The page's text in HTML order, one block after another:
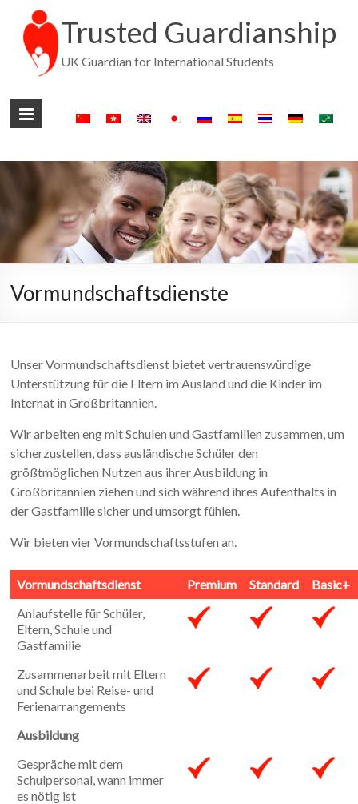
Trusted Guardianship
UK Guardian for International Students
Vormundschaftsdienste
Unser Vormundschaftsdienst bietet vertrauenswürdige
Unterstützung für die Eltern im Ausland und die Kinder im
Internat in Großbritannien.
Wir arbeiten eng mit Schulen und Gastfamilien zusammen, um
sicherzustellen, dass ausländische Schüler den
größtmöglichen Nutzen aus ihrer Ausbildung in
Großbritannien ziehen und sich während ihres Aufenthalts in
der Gastfamilie sicher und umsorgt fühlen.
Wir bieten vier Vormundschaftsstufen an.
Vormundschaftsdienst Premium Standard
Basic+
Anlaufstelle für Schüler,
Eltern, Schule und
Gastfamilie
Zusammenarbeit mit Eltern
und Schule bei Reise- und
Ferienarrangements
Ausbildung
Gespräche mit dem
Schulpersonal, wann immer
es nötig ist